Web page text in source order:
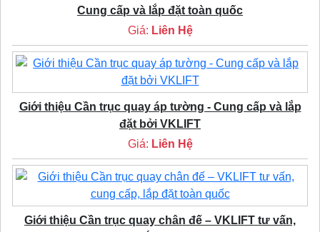
Cung cấp và lắp đặt toàn quốc
Giá: Liên Hệ
Giới thiệu Cần trục quay áp tường - Cung cấp và lắp
đặt bởi VKLIFT
Giá: Liên Hệ
Giới thiệu Cần trục quay chân đế – VKLIFT tư vấn,